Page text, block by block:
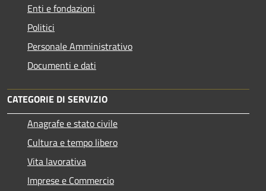
Enti e fondazioni
Politici
Personale Amministrativo
Documenti e dati
CATEGORIE DI SERVIZIO
Anagrafe e stato civile
Cultura e tempo libero
Vita lavorativa
Imprese e Commercio